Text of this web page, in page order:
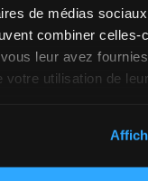
de médias
combiner celles-
leur avez
votre utilisation de
mer information